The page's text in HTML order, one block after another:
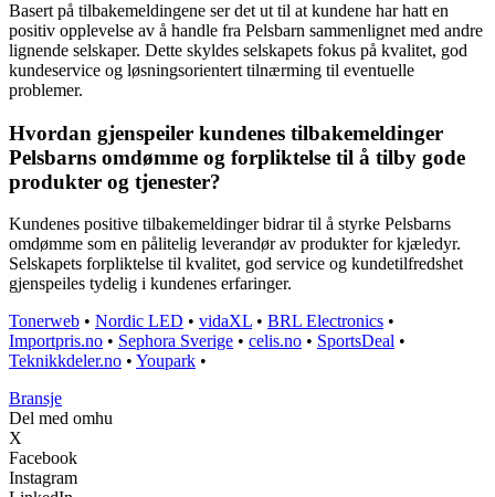
Basert på tilbakemeldingene ser det ut til at kundene har hatt en
positiv opplevelse av å handle fra Pelsbarn sammenlignet med andre
lignende selskaper. Dette skyldes selskapets fokus på kvalitet, god
kundeservice og løsningsorientert tilnærming til eventuelle
problemer.
Hvordan gjenspeiler kundenes tilbakemeldinger
Pelsbarns omdømme og forpliktelse til å tilby gode
produkter og tjenester?
Kundenes positive tilbakemeldinger bidrar til å styrke Pelsbarns
omdømme som en pålitelig leverandør av produkter for kjæledyr.
Selskapets forpliktelse til kvalitet, god service og kundetilfredshet
gjenspeiles tydelig i kundenes erfaringer.
Tonerweb • Nordic LED • vidaXL • BRL Electronics •
Importpris.no • Sephora Sverige • celis.no • SportsDeal •
Teknikkdeler.no • Youpark •
Bransje
Del med omhu
X
Facebook
Instagram